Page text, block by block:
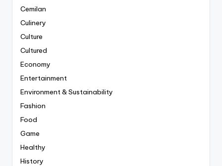
Cemilan
Culinery
Culture
Cultured
Economy
Entertainment
Environment & Sustainability
Fashion
Food
Game
Healthy
History